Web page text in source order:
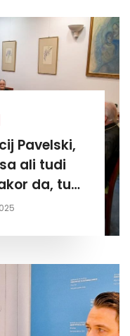
Pavelski,
ali tudi
da, tudi